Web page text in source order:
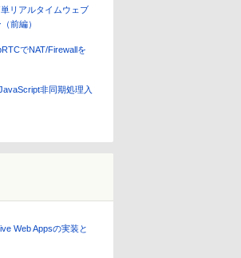
リアルタイムウェブ
前編）
でNAT/Firewallを
非同期処理入
Web Appsの実装と